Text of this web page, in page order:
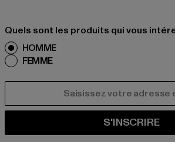
Quels sont les produits qui vous
HOMME
FEMME
S'INSCRIRE